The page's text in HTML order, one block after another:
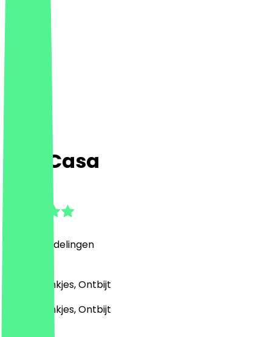
Das Casa
Beoordelingen
Café, Drankjes, Ontbijt
Café, Drankjes, Ontbijt